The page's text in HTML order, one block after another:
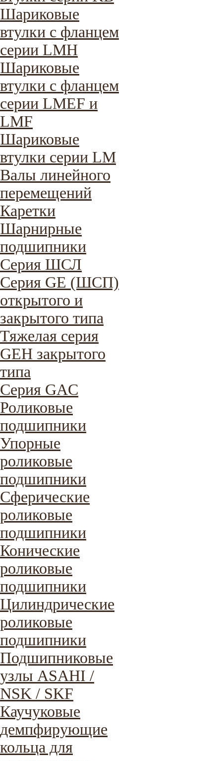
Шариковые
втулки с фланцем
серии LMH
Шариковые
втулки с фланцем
серии LMEF и
LMF
Шариковые
втулки серии LM
Валы линейного
перемещений
Каретки
Шарнирные
подшипники
Cерия ШСЛ
Серия GE (ШСП)
открытого и
закрытого типа
Тяжелая серия
GEH закрытого
типа
Серия GAC
Роликовые
подшипники
Упорные
роликовые
подшипники
Сферические
роликовые
подшипники
Конические
роликовые
подшипники
Цилиндрические
роликовые
подшипники
Подшипниковые
узлы ASAHI /
NSK / SKF
Каучуковые
демпфирующие
кольца для